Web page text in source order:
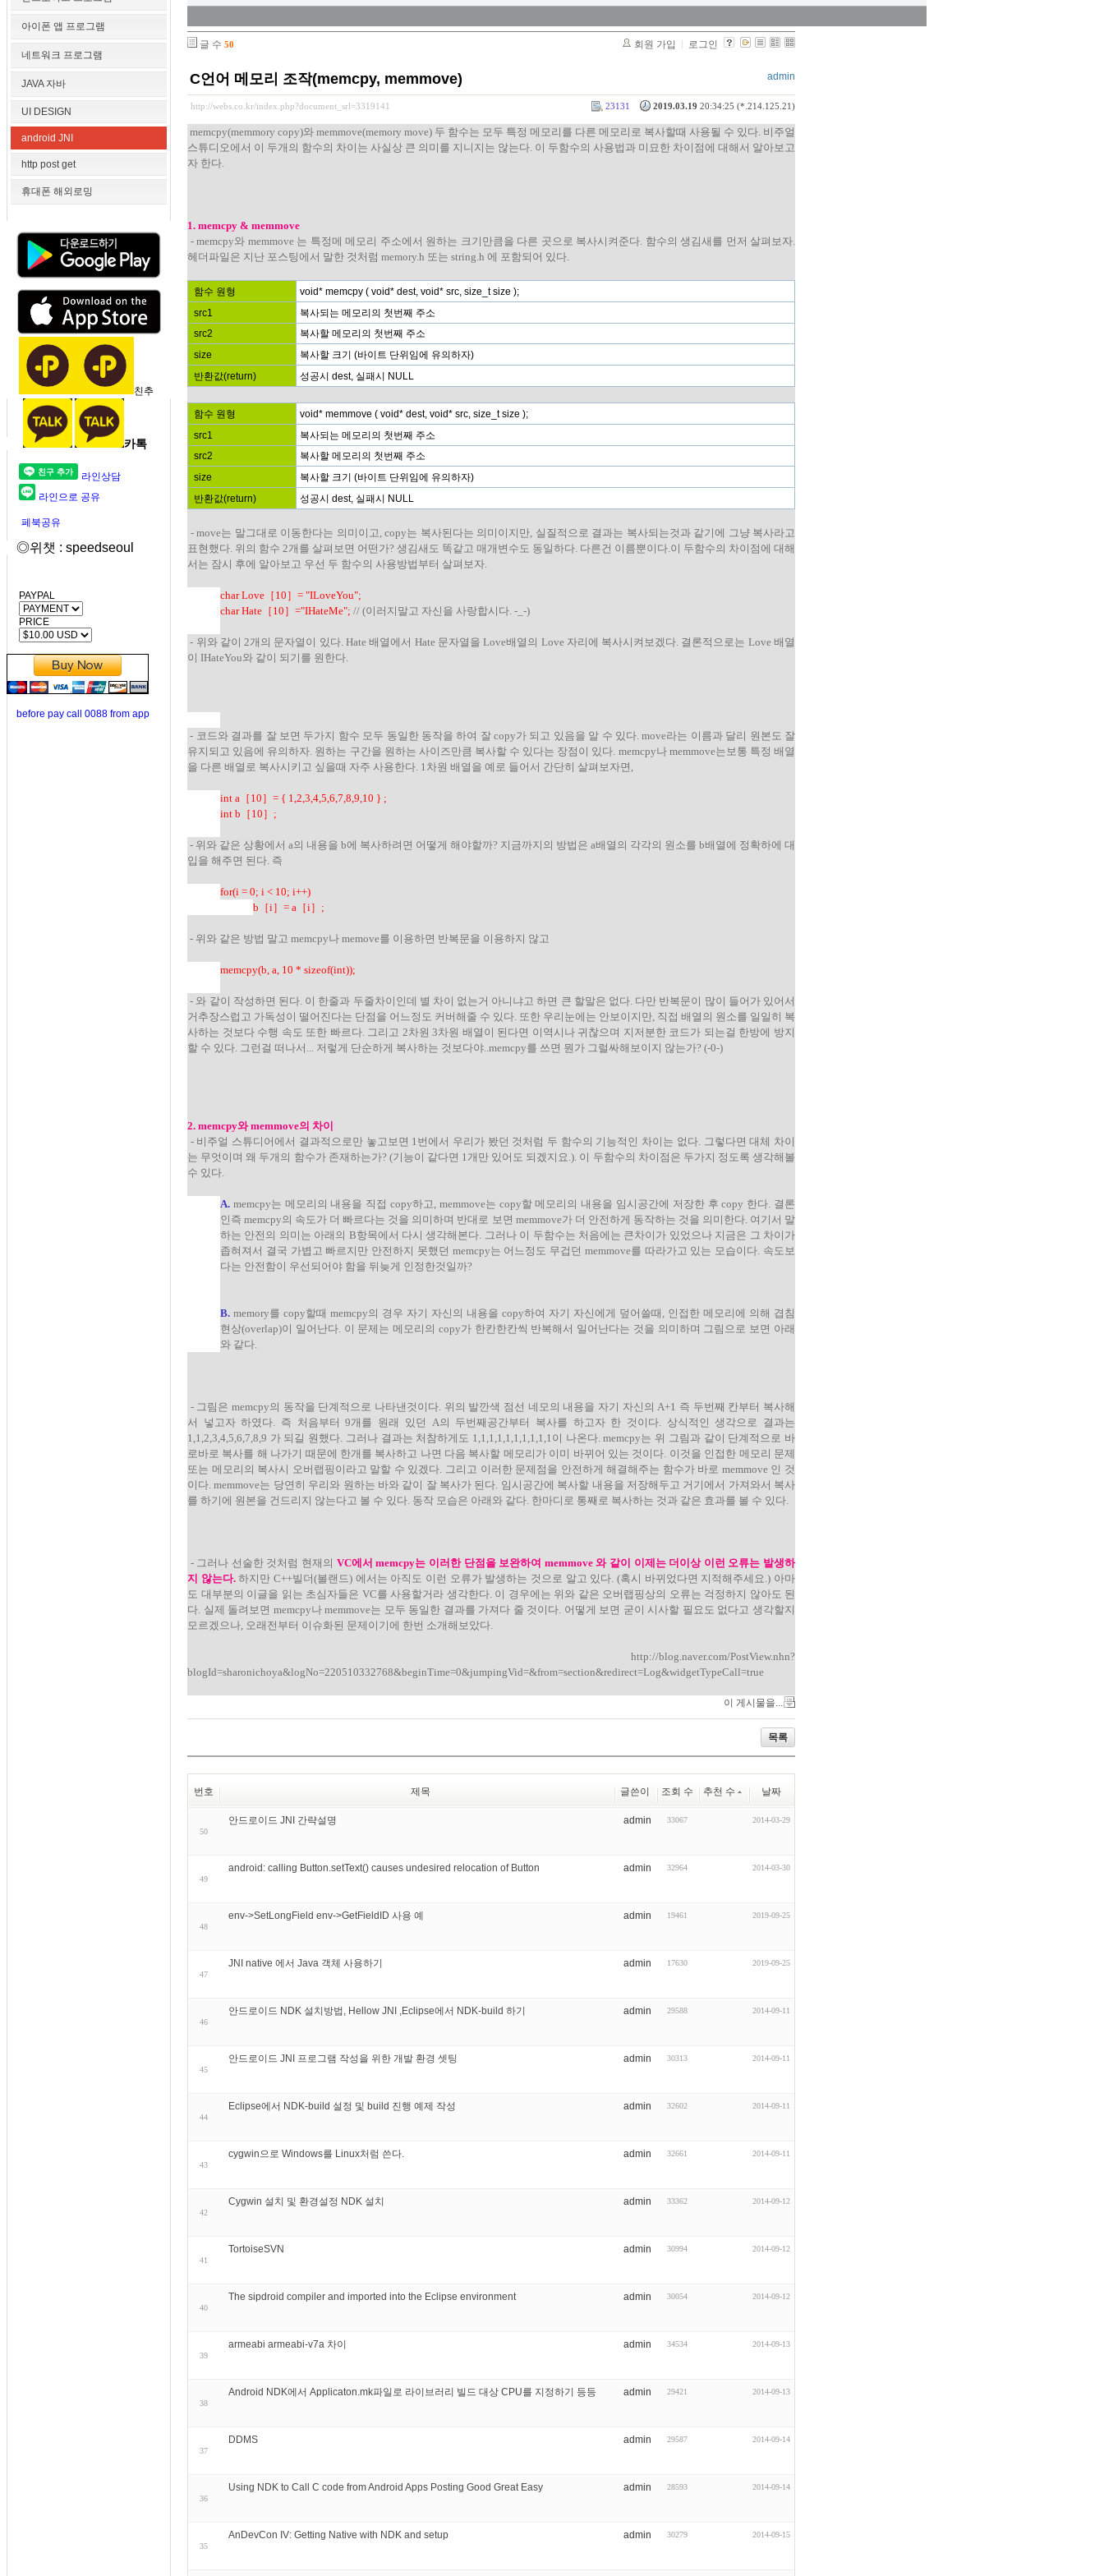
아이폰 앱 프로그램
네트워크 프로그램
JAVA 자바
UI DESIGN
android JNI
http post get
휴대폰 해외로밍
친추
카톡
라인상담
라인으로 공유
페북공유
◎위챗 : speedseoul
PAYPAL
PRICE
before pay call 0088 from app
글 수 50 회원 가입 로그인
C언어 메모리 조작(memcpy, memmove) admin
http://webs.co.kr/index.php?document_srl=3319141 2019.03.19 20:34:25 (*.214.125.21)
23131
memcpy(memmory copy)와 memmove(memory move) 두 함수는 모두 특정 메모리를 다른 메모리로 복사할때 사용될 수 있다. 비주얼
스튜디오에서 이 두개의 함수의 차이는 사실상 큰 의미를 지니지는 않는다. 이 두함수의 사용법과 미묘한 차이점에 대해서 알아보고
자 한다.
1. memcpy & memmove
- memcpy와 memmove 는 특정메 메모리 주소에서 원하는 크기만큼을 다른 곳으로 복사시켜준다. 함수의 생김새를 먼저 살펴보자.
헤더파일은 지난 포스팅에서 말한 것처럼 memory.h 또는 string.h 에 포함되어 있다.
함수 원형
void* memcpy ( void* dest, void* src, size_t size );
src1
복사되는 메모리의 첫번째 주소
src2
복사할 메모리의 첫번째 주소
size
복사할 크기 (바이트 단위임에 유의하자)
반환값(return)
성공시 dest, 실패시 NULL
함수 원형
void* memmove ( void* dest, void* src, size_t size );
src1
복사되는 메모리의 첫번째 주소
src2
복사할 메모리의 첫번째 주소
size
복사할 크기 (바이트 단위임에 유의하자)
반환값(return)
성공시 dest, 실패시 NULL
- move는 말그대로 이동한다는 의미이고, copy는 복사된다는 의미이지만, 실질적으로 결과는 복사되는것과 같기에 그냥 복사라고
표현했다. 위의 함수 2개를 살펴보면 어떤가? 생김새도 똑같고 매개변수도 동일하다. 다른건 이름뿐이다.이 두함수의 차이점에 대해
서는 잠시 후에 알아보고 우선 두 함수의 사용방법부터 살펴보자.
char Love ［10］= "ILoveYou";
char Hate ［10］="IHateMe"; // (이러지말고 자신을 사랑합시다. -_-)
- 위와 같이 2개의 문자열이 있다. Hate 배열에서 Hate 문자열을 Love배열의 Love 자리에 복사시켜보겠다. 결론적으로는 Love 배열
이 IHateYou와 같이 되기를 원한다.
- 코드와 결과를 잘 보면 두가지 함수 모두 동일한 동작을 하여 잘 copy가 되고 있음을 알 수 있다. move라는 이름과 달리 원본도 잘
유지되고 있음에 유의하자. 원하는 구간을 원하는 사이즈만큼 복사할 수 있다는 장점이 있다. memcpy나 memmove는보통 특정 배열
을 다른 배열로 복사시키고 싶을때 자주 사용한다. 1차원 배열을 예로 들어서 간단히 살펴보자면,
int a［10］= { 1,2,3,4,5,6,7,8,9,10 } ;
int b ［10］;
- 위와 같은 상황에서 a의 내용을 b에 복사하려면 어떻게 해야할까? 지금까지의 방법은 a배열의 각각의 원소를 b배열에 정확하에 대
입을 해주면 된다. 즉
for(i = 0; i < 10; i++)
b［i］= a ［i］;
- 위와 같은 방법 말고 memcpy나 memove를 이용하면 반복문을 이용하지 않고
memcpy(b, a, 10 * sizeof(int));
- 와 같이 작성하면 된다. 이 한줄과 두줄차이인데 별 차이 없는거 아니냐고 하면 큰 할말은 없다. 다만 반복문이 많이 들어가 있어서
거추장스럽고 가독성이 떨어진다는 단점을 어느정도 커버해줄 수 있다. 또한 우리눈에는 안보이지만, 직접 배열의 원소를 일일히 복
사하는 것보다 수행 속도 또한 빠르다. 그리고 2차원 3차원 배열이 된다면 이역시나 귀찮으며 지저분한 코드가 되는걸 한방에 방지
할 수 있다. 그런걸 떠나서... 저렇게 단순하게 복사하는 것보다야..memcpy를 쓰면 뭔가 그럴싸해보이지 않는가? (-0-)
2. memcpy와 memmove의 차이
- 비주얼 스튜디어에서 결과적으로만 놓고보면 1번에서 우리가 봤던 것처럼 두 함수의 기능적인 차이는 없다. 그렇다면 대체 차이
는 무엇이며 왜 두개의 함수가 존재하는가? (기능이 같다면 1개만 있어도 되겠지요.). 이 두함수의 차이점은 두가지 정도록 생각해볼
수 있다.
A. memcpy는 메모리의 내용을 직접 copy하고, memmove는 copy할 메모리의 내용을 임시공간에 저장한 후 copy 한다. 결론
인즉 memcpy의 속도가 더 빠르다는 것을 의미하며 반대로 보면 memmove가 더 안전하게 동작하는 것을 의미한다. 여기서 말
하는 안전의 의미는 아래의 B항목에서 다시 생각해본다. 그러나 이 두함수는 처음에는 큰차이가 있었으나 지금은 그 차이가
좁혀져서 결국 가볍고 빠르지만 안전하지 못했던 memcpy는 어느정도 무겁던 memmove를 따라가고 있는 모습이다. 속도보
다는 안전함이 우선되어야 함을 뒤늦게 인정한것일까?
B. memory를 copy할때 memcpy의 경우 자기 자신의 내용을 copy하여 자기 자신에게 덮어쓸때, 인접한 메모리에 의해 겹침
현상(overlap)이 일어난다. 이 문제는 메모리의 copy가 한칸한칸씩 반복해서 일어난다는 것을 의미하며 그림으로 보면 아래
와 같다.
- 그림은 memcpy의 동작을 단계적으로 나타낸것이다. 위의 발깐색 점선 네모의 내용을 자기 자신의 A+1 즉 두번째 칸부터 복사해
서 넣고자 하였다. 즉 처음부터 9개를 원래 있던 A의 두번째공간부터 복사를 하고자 한 것이다. 상식적인 생각으로 결과는
1,1,2,3,4,5,6,7,8,9 가 되길 원했다. 그러나 결과는 처참하게도 1,1,1,1,1,1,1,1,1,1이 나온다. memcpy는 위 그림과 같이 단계적으로 바
로바로 복사를 해 나가기 때문에 한개를 복사하고 나면 다음 복사할 메모리가 이미 바뀌어 있는 것이다. 이것을 인접한 메모리 문제
또는 메모리의 복사시 오버랩핑이라고 말할 수 있겠다. 그리고 이러한 문제점을 안전하게 해결해주는 함수가 바로 memmove 인 것
이다. memmove는 당연히 우리와 원하는 바와 같이 잘 복사가 된다. 임시공간에 복사할 내용을 저장해두고 거기에서 가져와서 복사
를 하기에 원본을 건드리지 않는다고 볼 수 있다. 동작 모습은 아래와 같다. 한마디로 통째로 복사하는 것과 같은 효과를 볼 수 있다.
- 그러나 선술한 것처럼 현재의 VC에서memcpy는 이러한 단점을 보완하여 memmove 와 같이 이제는 더이상 이런 오류는 발생하
지 않는다.하지만 C++빌더(볼랜드) 에서는 아직도 이런 오류가 발생하는 것으로 알고 있다. (혹시 바뀌었다면 지적해주세요.) 아마
도 대부분의 이글을 읽는 초심자들은 VC를 사용할거라 생각한다. 이 경우에는 위와 같은 오버랩핑상의 오류는 걱정하지 않아도 된
다. 실제 돌려보면 memcpy나 memmove는 모두 동일한 결과를 가져다 줄 것이다. 어떻게 보면 굳이 시사할 필요도 없다고 생각할지
모르겠으나, 오래전부터 이슈화된 문제이기에 한번 소개해보았다.
http://blog.naver.com/PostView.nhn?
blogId=sharonichoya&logNo=220510332768&beginTime=0&jumpingVid=&from=section&redirect=Log&widgetTypeCall=true
이 게시물을...
목록
번호 제목 글쓴이 조회 수 추천 수 날짜
50
안드로이드 JNI 간략설명 admin 33067 2014-03-29
49
android: calling Button.setText() causes undesired relocation of Button admin 32964 2014-03-30
48
env->SetLongField env->GetFieldID 사용 예 admin 19461 2019-09-25
47
JNI native 에서 Java 객체 사용하기 admin 17630 2019-09-25
46
안드로이드 NDK 설치방법, Hellow JNI ,Eclipse에서 NDK-build 하기 admin 29588 2014-09-11
45
안드로이드 JNI 프로그램 작성을 위한 개발 환경 셋팅 admin 30313 2014-09-11
44
Eclipse에서 NDK-build 설정 및 build 진행 예제 작성 admin 32602 2014-09-11
43
cygwin으로 Windows를 Linux처럼 쓴다. admin 32661 2014-09-11
42
Cygwin 설치 및 환경설정 NDK 설치 admin 33362 2014-09-12
41
TortoiseSVN admin 30994 2014-09-12
40
The sipdroid compiler and imported into the Eclipse environment admin 30054 2014-09-12
39
armeabi armeabi-v7a 차이 admin 34534 2014-09-13
38
Android NDK에서 Applicaton.mk파일로 라이브러리 빌드 대상 CPU를 지정하기 등등 admin 29421 2014-09-13
37
DDMS admin 29587 2014-09-14
36
Using NDK to Call C code from Android Apps Posting Good Great Easy admin 28593 2014-09-14
35
AnDevCon IV: Getting Native with NDK and setup admin 30279 2014-09-15